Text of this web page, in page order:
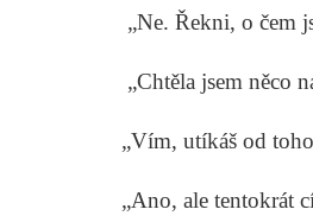
„Ne. Řekni, o čem
„Chtěla jsem něco
„Vím, utíkáš od
„Ano, ale tentokrát